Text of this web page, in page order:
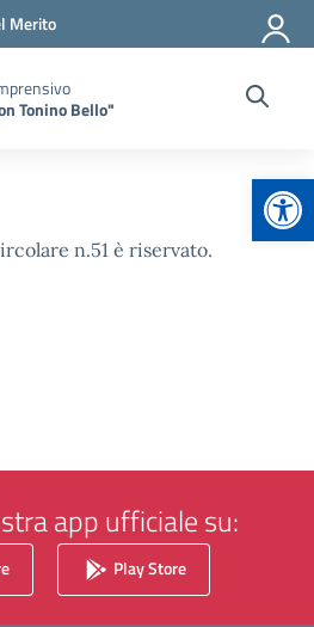
Merito
Tonino Bello"
n.51 è riservato.
app ufficiale su:
Play Store